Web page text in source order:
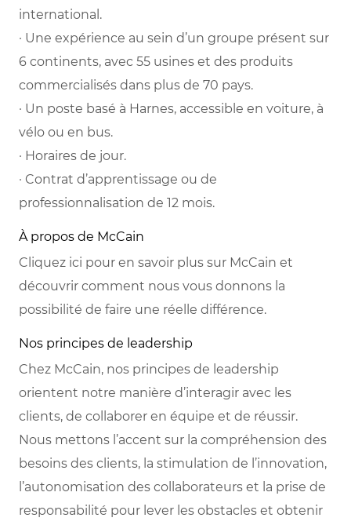
international.
· Une expérience au sein d’un groupe présent sur
6 continents, avec 55 usines et des produits
commercialisés dans plus de 70 pays.
· Un poste basé à Harnes, accessible en voiture, à
vélo ou en bus.
· Horaires de jour.
· Contrat d’apprentissage ou de
professionnalisation de 12 mois.
À propos de McCain
Cliquez ici pour en savoir plus sur McCain et
découvrir comment nous vous donnons la
possibilité de faire une réelle différence.
Nos principes de leadership
Chez McCain, nos principes de leadership
orientent notre manière d’interagir avec les
clients, de collaborer en équipe et de réussir.
Nous mettons l’accent sur la compréhension des
besoins des clients, la stimulation de l’innovation,
l’autonomisation des collaborateurs et la prise de
responsabilité pour lever les obstacles et obtenir